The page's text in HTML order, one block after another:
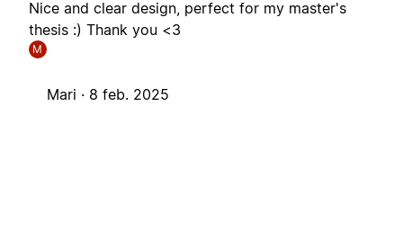
Nice and clear design, perfect for my master's
thesis :) Thank you <3
M
Mari · 8 feb. 2025